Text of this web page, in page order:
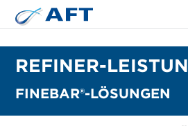
REFINER-
FINEBAR®-LÖSUNGEN